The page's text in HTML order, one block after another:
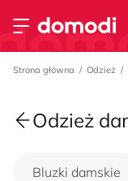
Przełącz menu
Strona główna
Strona główna Odzież
Bluzki damskie